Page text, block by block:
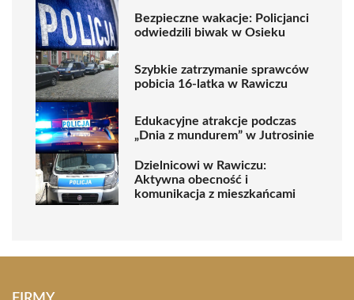
Bezpieczne wakacje: Policjanci
odwiedzili biwak w Osieku
Szybkie zatrzymanie sprawców
pobicia 16-latka w Rawiczu
Edukacyjne atrakcje podczas
„Dnia z mundurem” w Jutrosinie
Dzielnicowi w Rawiczu:
Aktywna obecność i
komunikacja z mieszkańcami